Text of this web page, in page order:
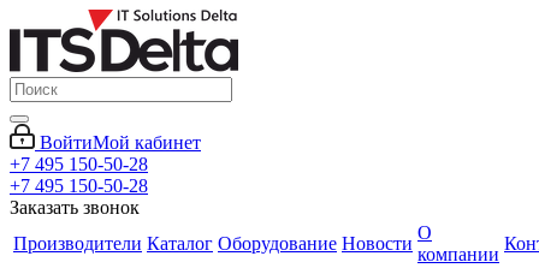
ВойтиМой кабинет
+7 495 150-50-28
+7 495 150-50-28
Заказать звонок
Производители Каталог Оборудование Новости
О
компании